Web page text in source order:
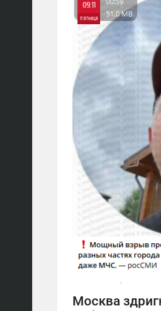
09:11
П'ЯТНИЦЯ
0
Москва